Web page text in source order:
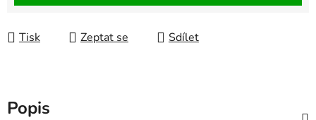
Tisk Zeptat se Sdílet
Popis